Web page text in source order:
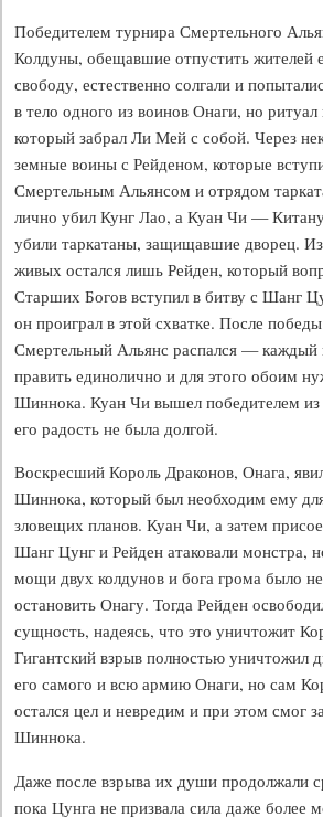
Победителем турнира Смертельного
Колдуны, обещавшие отпустить жителей
свободу, естественно солгали и
в тело одного из воинов Онаги, но
который забрал Ли Мей с собой. Через
земные воины с Рейденом, которые
Смертельным Альянсом и отрядом
лично убил Кунг Лао, а Куан Чи —
убили таркатаны, защищавшие дворец.
живых остался лишь Рейден, который
Старших Богов вступил в битву с Шанг
он проиграл в этой схватке. После
Смертельный Альянс распался — каждый
править единолично и для этого обоим
Шиннока. Куан Чи вышел победителем из
его радость не была долгой.
Воскресший Король Драконов, Онага,
Шиннока, который был необходим ему
зловещих планов. Куан Чи, а затем
Шанг Цунг и Рейден атаковали монстра,
мощи двух колдунов и бога грома было
остановить Онагу. Тогда Рейден
сущность, надеясь, что это уничтожит
Гигантский взрыв полностью уничтожил
его самого и всю армию Онаги, но сам
остался цел и невредим и при этом смог
Шиннока.
Даже после взрыва их души продолжали
пока Цунга не призвала сила даже более